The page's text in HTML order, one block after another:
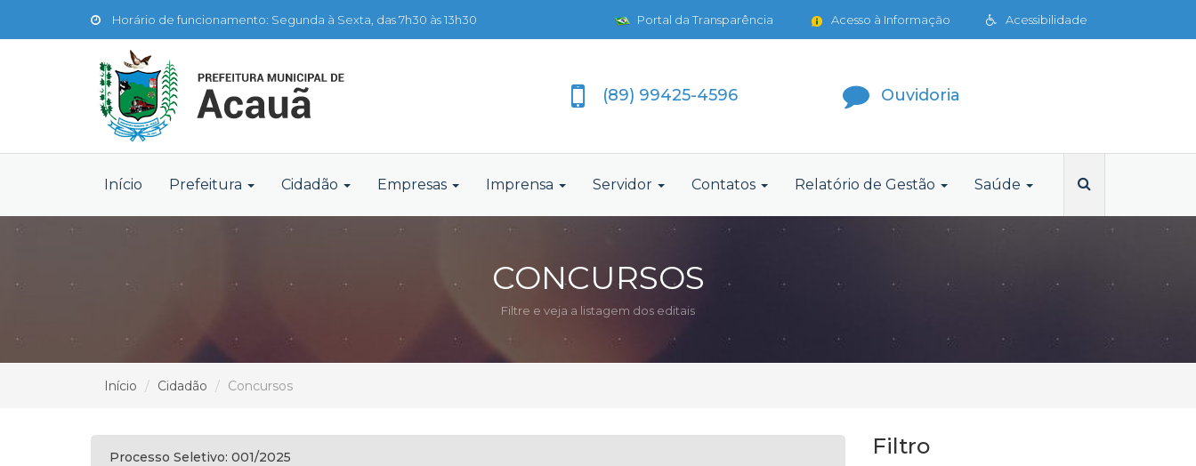
Horário de funcionamento: Segunda à Sexta, das 7h30 às 13h30 Acessibilidade
Acesso à Informação
Portal da Transparência
(89) 99425-4596 Ouvidoria
Início Prefeitura Cidadão Empresas Imprensa Servidor Contatos Relatório de Gestão Saúde
CONCURSOS
Filtre e veja a listagem dos editais
Início Cidadão Concursos
Processo Seletivo: 001/2025 Filtro